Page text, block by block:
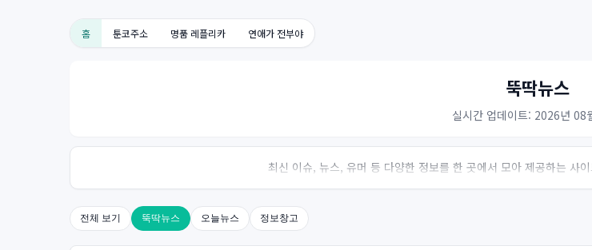
홈 툰코주소 명품 레플리카 연애가 전부야
뚝딱뉴스
실시간 업데이트: 2026년 08
최신 이슈, 뉴스, 유머 등 다양한 정보를 한 곳에서 모아 제공하는 사
전체 보기 뚝딱뉴스 오늘뉴스 정보창고